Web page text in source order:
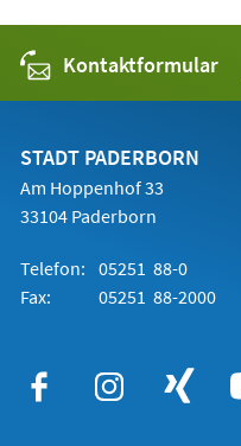
Kontaktformular
STADT PADERBORN
Am Hoppenhof 33
33104 Paderborn
Telefon: 05251 88-0
Fax:
05251 88-2000